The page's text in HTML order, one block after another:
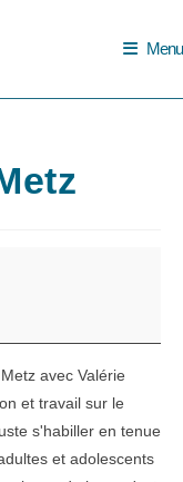
Menu
avec Valérie
et travail sur le
s'habiller en tenue
et adolescents